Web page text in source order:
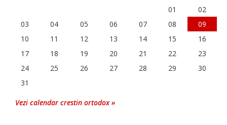
01
02
03
04 05 06 07 08
09
10
11 12 13 14 15
16
17
18 19 20 21 22
23
24
25 26 27 28 29
30
31
Vezi calendar crestin ortodox »